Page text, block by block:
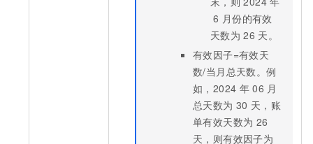
6 月份的有效
天数为 26 天。
有效因子=有效天
数/当月总天数。例
如，2024 年 06 月
总天数为 30 天，账
单有效天数为 26
天，则有效因子为